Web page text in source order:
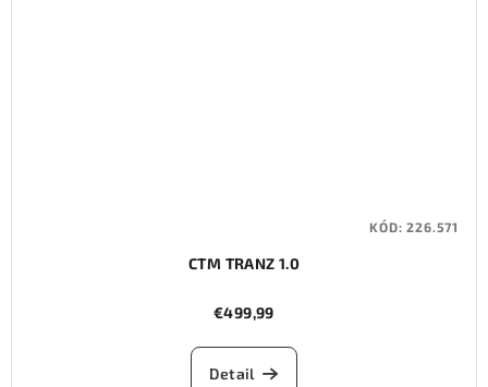
CTM TRANZ 1.0
€499,99
Detail
KÓD:226.571